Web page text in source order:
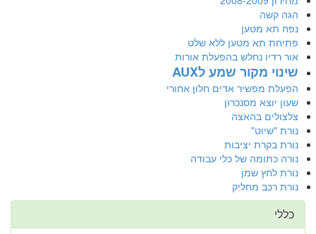
הגה קשה
נפח תא מטען
פתיחת תא מטען ללא שלט
אור רדיו נחלש בהפעלת אורות
שינוי מקור שמע לAUX
הפעלת מפשיר אדים חלון אחורי
שעון יוצא מסנכרון
צלצולים בהאצה
נורת "שיוט"
נורת בקרת יציבות
נורה כתומה של כלי עבודה
נורת לחץ שמן
נורת רכב מחליק
כללי